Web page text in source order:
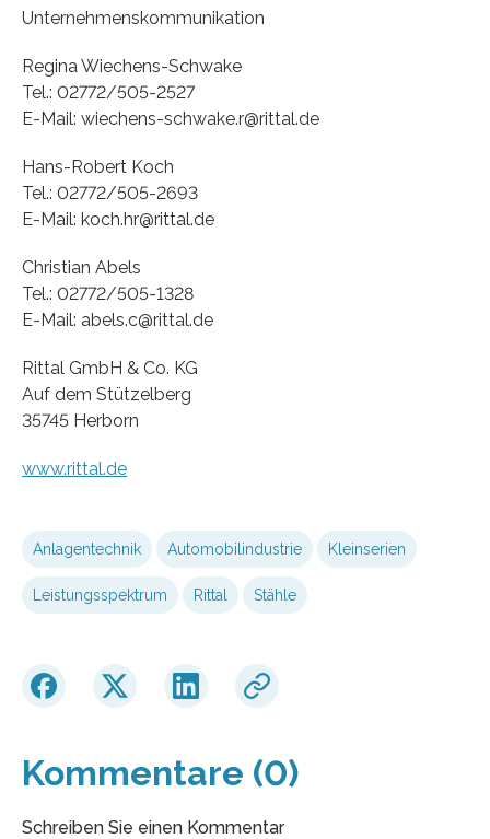
Unternehmenskommunikation
Regina Wiechens-Schwake
Tel.: 02772/505-2527
E-Mail: wiechens-schwake.r@rittal.de
Hans-Robert Koch
Tel.: 02772/505-2693
E-Mail: koch.hr@rittal.de
Christian Abels
Tel.: 02772/505-1328
E-Mail: abels.c@rittal.de
Rittal GmbH & Co. KG
Auf dem Stützelberg
35745 Herborn
www.rittal.de
Anlagentechnik Automobilindustrie Kleinserien
Leistungsspektrum Rittal Stähle
Kommentare (0)
Schreiben Sie einen Kommentar